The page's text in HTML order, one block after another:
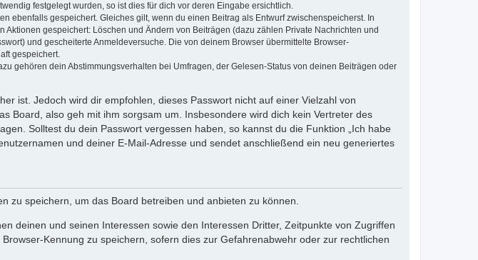
festgelegt wurden, so ist dies für dich vor deren Eingabe ersichtlich.
ebenfalls gespeichert. Gleiches gilt, wenn du einen Beitrag als Entwurf zwischenspeicherst. In
gespeichert: Löschen und Ändern von Beiträgen (dazu zählen Private Nachrichten und
und gescheiterte Anmeldeversuche. Die von deinem Browser übermittelte Browser-
gespeichert.
gehören dein Abstimmungsverhalten bei Umfragen, der Gelesen-Status von deinen Beiträgen oder
ist. Jedoch wird dir empfohlen, dieses Passwort nicht auf einer Vielzahl von
Board, also geh mit ihm sorgsam um. Insbesondere wird dich kein Vertreter des
Solltest du dein Passwort vergessen haben, so kannst du die Funktion „Ich habe
und deiner E-Mail-Adresse und sendet anschließend ein neu generiertes
zu speichern, um das Board betreiben und anbieten zu können.
deinen und seinen Interessen sowie den Interessen Dritter, Zeitpunkte von Zugriffen
Kennung zu speichern, sofern dies zur Gefahrenabwehr oder zur rechtlichen